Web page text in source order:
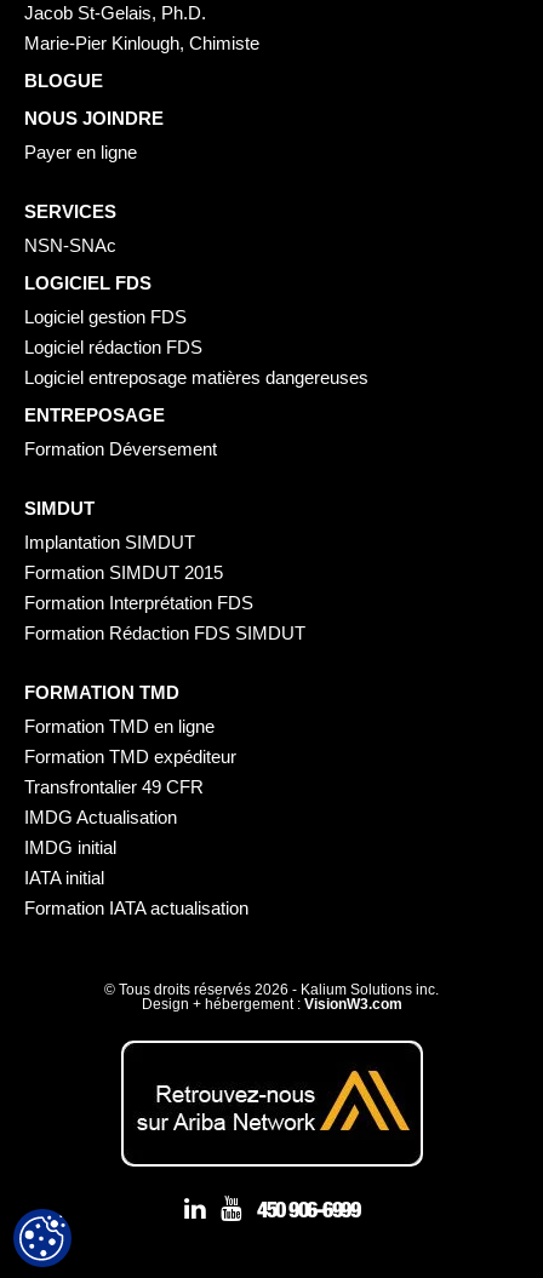
Jacob St-Gelais, Ph.D.
Marie-Pier Kinlough, Chimiste
BLOGUE
NOUS JOINDRE
Payer en ligne
SERVICES
NSN-SNAc
LOGICIEL FDS
Logiciel gestion FDS
Logiciel rédaction FDS
Logiciel entreposage matières dangereuses
ENTREPOSAGE
Formation Déversement
SIMDUT
Implantation SIMDUT
Formation SIMDUT 2015
Formation Interprétation FDS
Formation Rédaction FDS SIMDUT
FORMATION TMD
Formation TMD en ligne
Formation TMD expéditeur
Transfrontalier 49 CFR
IMDG Actualisation
IMDG initial
IATA initial
Formation IATA actualisation
© Tous droits réservés 2026 - Kalium Solutions inc.
Design + hébergement : VisionW3.com
450 906-6999